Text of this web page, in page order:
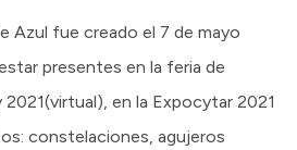
Azul fue creado el 7 de mayo
presentes en la feria de
en la Expocytar 2021
constelaciones, agujeros